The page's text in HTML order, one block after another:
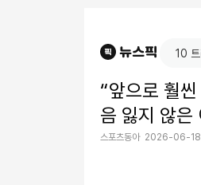
“앞으로 훨
음 잃지 않은
스포츠동아 2026-06-